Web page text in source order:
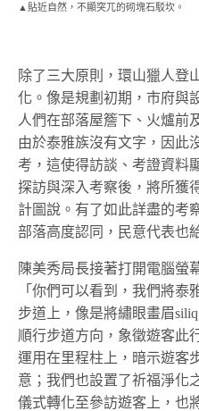
▲貼近自然，不顯突兀的砌塊石駁坎。
除了三大原則，環山獵人登
化。像是規劃初期，市府與
人們在部落屋簷下、火爐前
由於泰雅族沒有文字，因此
考，這使得訪談、考證資料
探訪與深入考察後，將所獲
計圖說。有了如此詳盡的考
部落高度認同，民意代表也
陳美秀局長接著打開電腦螢
「你們可以看到，我們將
步道上，像是將繡眼畫眉
順行步道方向，象徵遊客此
運用在里程柱上，暗示遊客
意；我們也設置了祈福淨化
儀式轉化至參訪遊客上，也